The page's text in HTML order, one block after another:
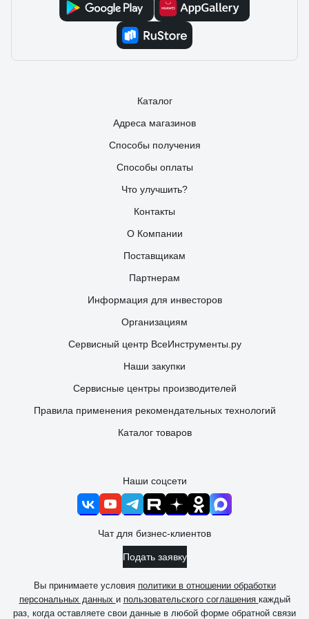
Каталог
Адреса магазинов
Способы получения
Способы оплаты
Что улучшить?
Контакты
О Компании
Поставщикам
Партнерам
Информация для инвесторов
Организациям
Сервисный центр ВсеИнструменты.ру
Наши закупки
Сервисные центры производителей
Правила применения рекомендательных технологий
Каталог товаров
Наши соцсети
Чат для бизнес-клиентов
Подать заявку
Вы принимаете условия политики в отношении обработки
персональных данных и пользовательского соглашения каждый
раз, когда оставляете свои данные в любой форме обратной связи